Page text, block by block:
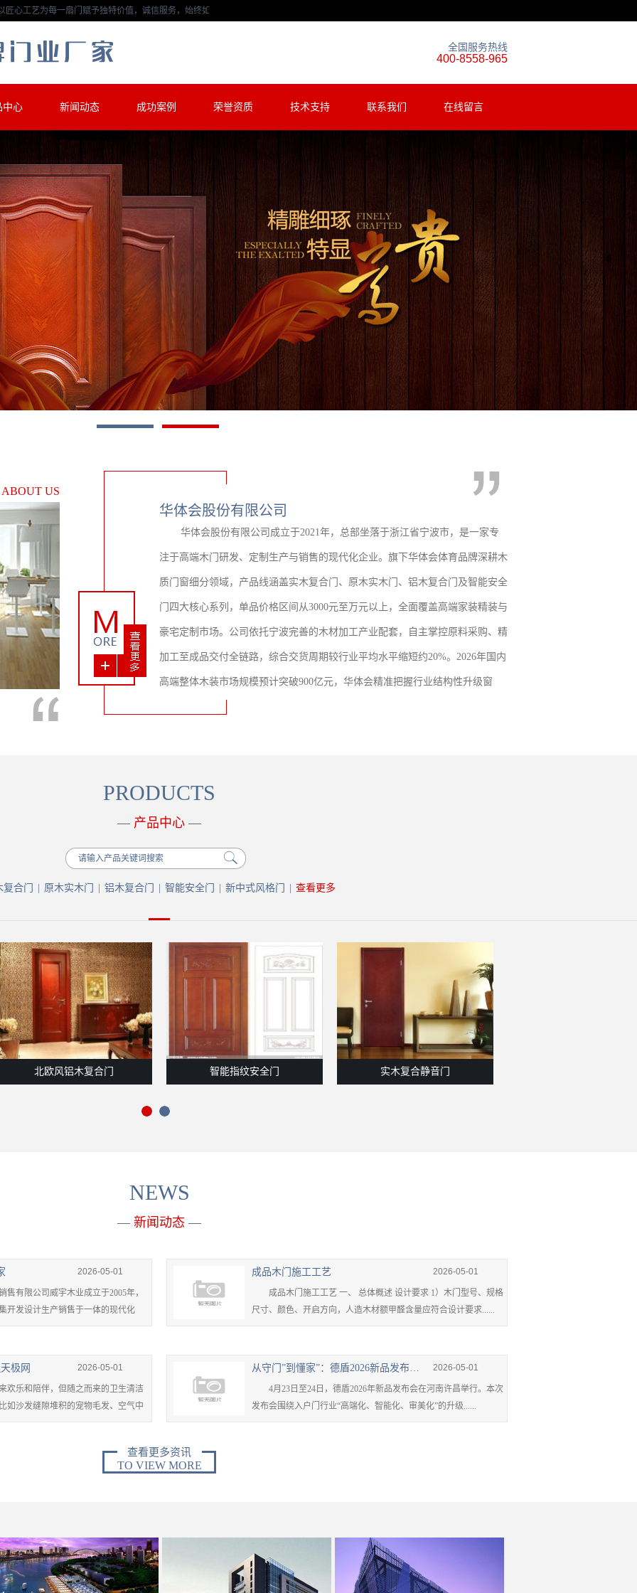
门赋予独特价值，诚信服务，始终如一。 华体会股份有限
全国服务热线
400-8558-965
中心 新闻动态 成功案例 荣誉资质 技术支持 联系我们 在线留言
ABOUT US
华体会股份有限公司
华体会股份有限公司成立于2021年，总部坐落于浙江省宁波市，是一家专
注于高端木门研发、定制生产与销售的现代化企业。旗下华体会体育品牌深耕木
质门窗细分领域，产品线涵盖实木复合门、原木实木门、铝木复合门及智能安全
门四大核心系列，单品价格区间从3000元至万元以上，全面覆盖高端家装精装与
豪宅定制市场。公司依托宁波完善的木材加工产业配套，自主掌控原料采购、精
加工至成品交付全链路，综合交货周期较行业平均水平缩短约20%。2026年国内
高端整体木装市场规模预计突破900亿元，华体会精准把握行业结构性升级窗
PRODUCTS
— 产品中心 —
合门 原木实木门 铝木复合门 智能安全门 新中式风格门 查看更多
北欧风铝木复合门 智能指纹安全门 实木复合静音门
NEWS
— 新闻动态 —
2026-05-01
限公司威宇木业成立于2005年，
开发设计生产销售于一体的现代化
成品木门施工工艺 2026-05-01
成品木门施工工艺 一、 总体概述 设计要求 1）木门型号、规格
尺寸、颜色、开启方向，人造木材额甲醛含量应符合设计要求......
极网 2026-05-01
乐和陪伴，但随之而来的卫生清洁
如沙发缝隙堆积的宠物毛发、空气中
从守门”到懂家”：德盾2026新品发布会在河南许昌举行 2026-05-01
4月23日至24日，德盾2026年新品发布会在河南许昌举行。本次
发布会围绕入户门行业“高端化、智能化、审美化”的升级......
查看更多资讯
TO VIEW MORE